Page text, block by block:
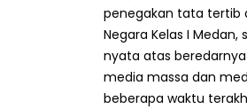
penegakan tata tertib
Negara Kelas I Medan,
nyata atas
media massa dan
beberapa waktu